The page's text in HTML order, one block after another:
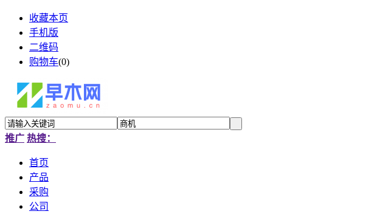
收藏本页
手机版
二维码
购物车(0)
推广 热搜：
首页
产品
采购
公司